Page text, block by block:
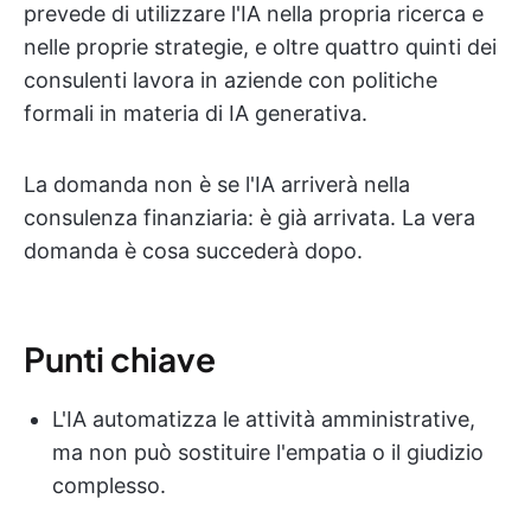
prevede di utilizzare l'IA nella propria ricerca e
nelle proprie strategie, e oltre quattro quinti dei
consulenti lavora in aziende con politiche
formali in materia di IA generativa.
La domanda non è se l'IA arriverà nella
consulenza finanziaria: è già arrivata. La vera
domanda è cosa succederà dopo.
Punti chiave
L'IA automatizza le attività amministrative,
ma non può sostituire l'empatia o il giudizio
complesso.